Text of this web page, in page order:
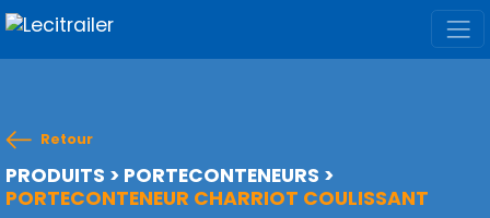
Retour
PRODUITS > PORTECONTENEURS >
PORTECONTENEUR CHARRIOT COULISSANT